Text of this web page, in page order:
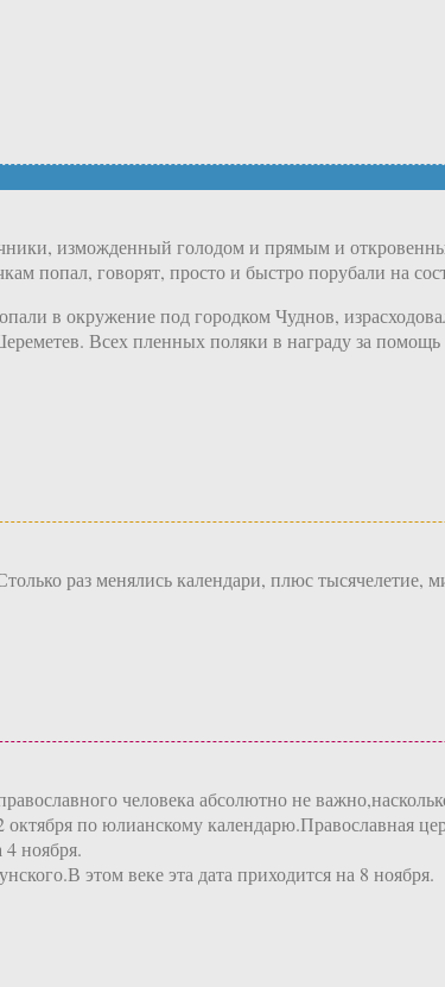
изможденный голодом и прямым и
попал, говорят, просто и быстро порубали на
в окружение под городком Чуднов,
Всех пленных поляки в награду за
раз менялись календари, плюс
человека абсолютно не
по юлианскому календарю.Православная
ноября.
этом веке эта дата приходится на 8 ноября.